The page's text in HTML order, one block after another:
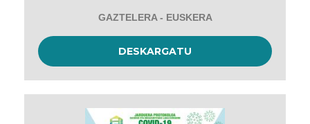
GAZTELERA - EUSKERA
DESKARGATU